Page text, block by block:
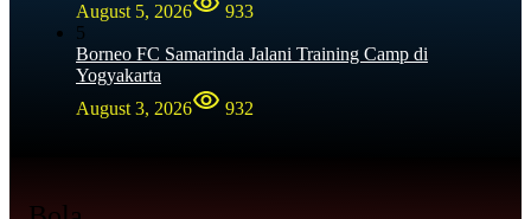
August 5, 2026
933
5
Borneo FC Samarinda Jalani Training Camp di
Yogyakarta
August 3, 2026
932